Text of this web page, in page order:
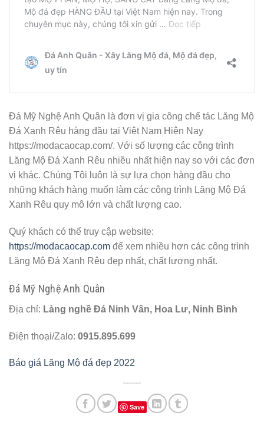
Đá Mỹ Nghệ Anh Quân là đơn vị gia công chế tác Lăng Mộ
Đá Xanh Rêu hàng đầu tại Việt Nam Hiện Nay
https://modacaocap.com/. Với số lượng các công trình
Lăng Mộ Đá Xanh Rêu nhiều nhất hiện nay so với các đơn
vị khác. Chúng Tôi luôn là sự lựa chọn hàng đầu cho
những khách hàng muốn làm các công trình Lăng Mộ Đá
Xanh Rêu quy mô lớn và chất lượng cao.
Quý khách có thể truy cập website:
https://modacaocap.com để xem nhiều hơn các công trình
Lăng Mộ Đá Xanh Rêu đẹp nhất, chất lượng nhất.
Đá Mỹ Nghệ Anh Quân
Địa chỉ: Làng nghề Đá Ninh Vân, Hoa Lư, Ninh Bình
Điện thoại/Zalo: 0915.895.699
Báo giá Lăng Mộ đá đẹp 2022
Save